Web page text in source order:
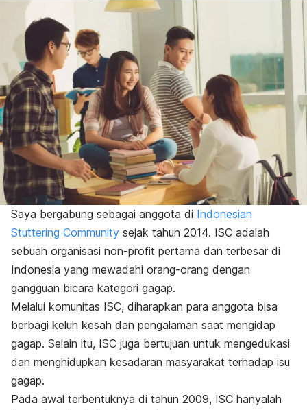
Saya bergabung sebagai anggota di Indonesian
Stuttering Community sejak tahun 2014. ISC adalah
sebuah organisasi non-profit pertama dan terbesar di
Indonesia yang mewadahi orang-orang dengan
gangguan bicara kategori gagap.
Melalui komunitas ISC, diharapkan para anggota bisa
berbagi keluh kesah dan pengalaman saat mengidap
gagap. Selain itu, ISC juga bertujuan untuk mengedukasi
dan menghidupkan kesadaran masyarakat terhadap isu
gagap.
Pada awal terbentuknya di tahun 2009, ISC hanyalah